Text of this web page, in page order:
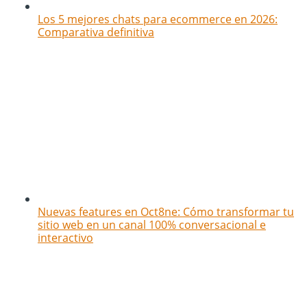
Los 5 mejores chats para ecommerce en 2026:
Comparativa definitiva
Nuevas features en Oct8ne: Cómo transformar tu
sitio web en un canal 100% conversacional e
interactivo